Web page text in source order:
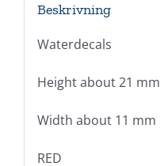
Beskrivning
Waterdecals
Height about 21 mm
Width about 11 mm
RED